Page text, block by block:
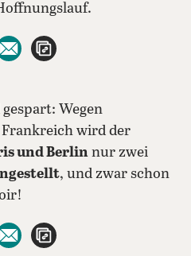
WhatsApp teilen
per E-Mail teilen
Wegen
wird der
und Berlin nur zwei
, und zwar schon
WhatsApp teilen
per E-Mail teilen